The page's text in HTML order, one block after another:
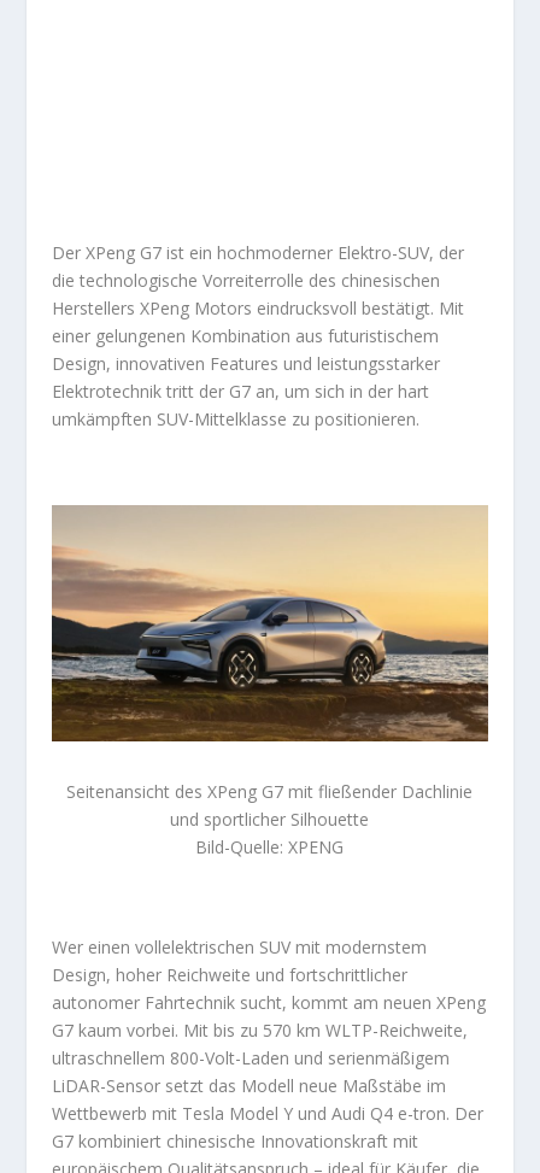
Der XPeng G7 ist ein hochmoderner Elektro-SUV, der
die technologische Vorreiterrolle des chinesischen
Herstellers XPeng Motors eindrucksvoll bestätigt. Mit
einer gelungenen Kombination aus futuristischem
Design, innovativen Features und leistungsstarker
Elektrotechnik tritt der G7 an, um sich in der hart
umkämpften SUV-Mittelklasse zu positionieren.
Seitenansicht des XPeng G7 mit fließender Dachlinie
und sportlicher Silhouette
Bild-Quelle: XPENG
Wer einen vollelektrischen SUV mit modernstem
Design, hoher Reichweite und fortschrittlicher
autonomer Fahrtechnik sucht, kommt am neuen XPeng
G7 kaum vorbei. Mit bis zu 570 km WLTP-Reichweite,
ultraschnellem 800-Volt-Laden und serienmäßigem
LiDAR-Sensor setzt das Modell neue Maßstäbe im
Wettbewerb mit Tesla Model Y und Audi Q4 e-tron. Der
G7 kombiniert chinesische Innovationskraft mit
europäischem Qualitätsanspruch – ideal für Käufer, die